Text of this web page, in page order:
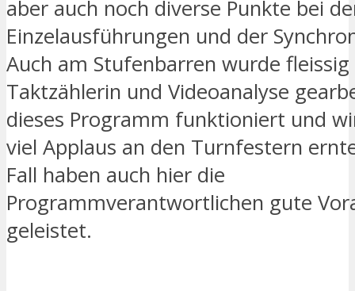
aber auch noch diverse Punkte bei
Einzelausführungen und der
Auch am Stufenbarren wurde
Taktzählerin und Videoanalyse
dieses Programm funktioniert und
viel Applaus an den Turnfestern
Fall haben auch hier die
Programmverantwortlichen gute
geleistet.